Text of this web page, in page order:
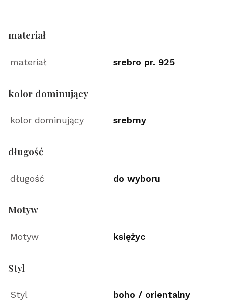
materiał
materiał srebro pr. 925
kolor dominujący
kolor dominujący srebrny
długość
długość do wyboru
Motyw
Motyw księżyc
Styl
Styl boho / orientalny